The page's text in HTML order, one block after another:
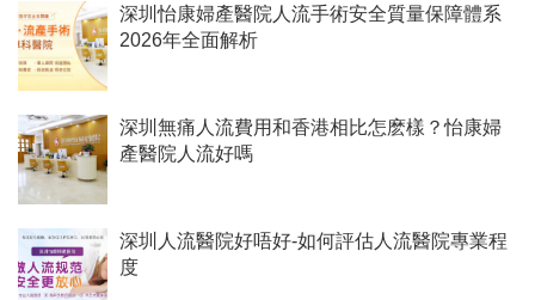
深圳怡康婦產醫院人流手術安全質量保障體系
2026年全面解析
深圳無痛人流費用和香港相比怎麽樣？怡康婦
產醫院人流好嗎
深圳人流醫院好唔好-如何評估人流醫院專業程
度